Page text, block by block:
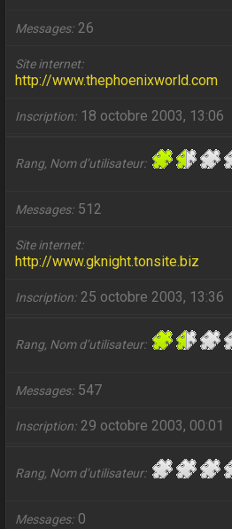
Messages 26
Site internet
http://www.thephoenixworld.com
Inscription 18 octobre 2003, 13:06
Rang, Nom d’utilisateur
Messages 512
Site internet
http://www.gknight.tonsite.biz
Inscription 25 octobre 2003, 13:36
Rang, Nom d’utilisateur
Messages 547
Inscription 29 octobre 2003, 00:01
Rang, Nom d’utilisateur
Messages 0